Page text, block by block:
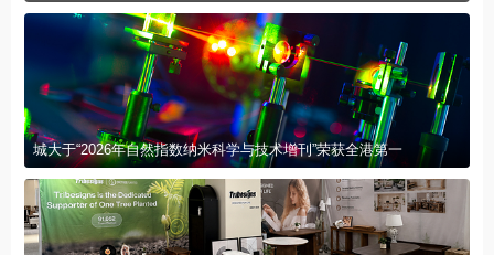
城大于“2026年自然指数纳米科学与技术增刊”荣获全港第一